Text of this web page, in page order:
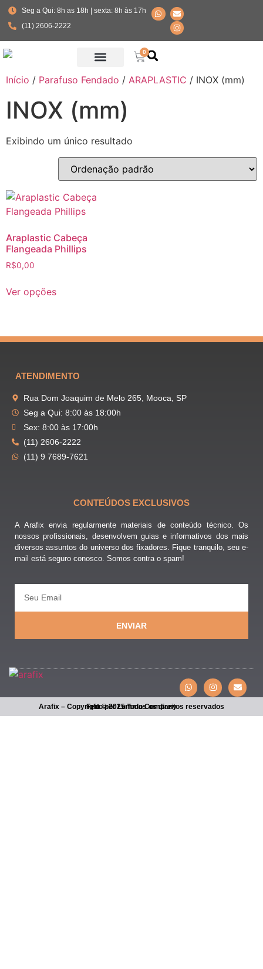
Seg a Qui: 8h as 18h | sexta: 8h às 17h
(11) 2606-2222
0
Início / Parafuso Fendado / ARAPLASTIC / INOX (mm)
INOX (mm)
Exibindo um único resultado
Araplastic Cabeça
Flangeada Phillips
R$0,00
Ver opções
ATENDIMENTO
Rua Dom Joaquim de Melo 265, Mooca, SP
Seg a Qui: 8:00 às 18:00h
Sex: 8:00 às 17:00h
(11) 2606-2222
(11) 9 7689-7621
CONTEÚDOS EXCLUSIVOS
A Arafix envia regularmente materiais de conteúdo técnico. Os
nossos profissionais, desenvolvem guias e informativos dos mais
diversos assuntos do universo dos fixadores. Fique tranquilo, seu e-
mail está seguro conosco. Somos contra o spam!
ENVIAR
Arafix – Copyright © 2025 Todos os direitos reservados
Feito por Lumma Company